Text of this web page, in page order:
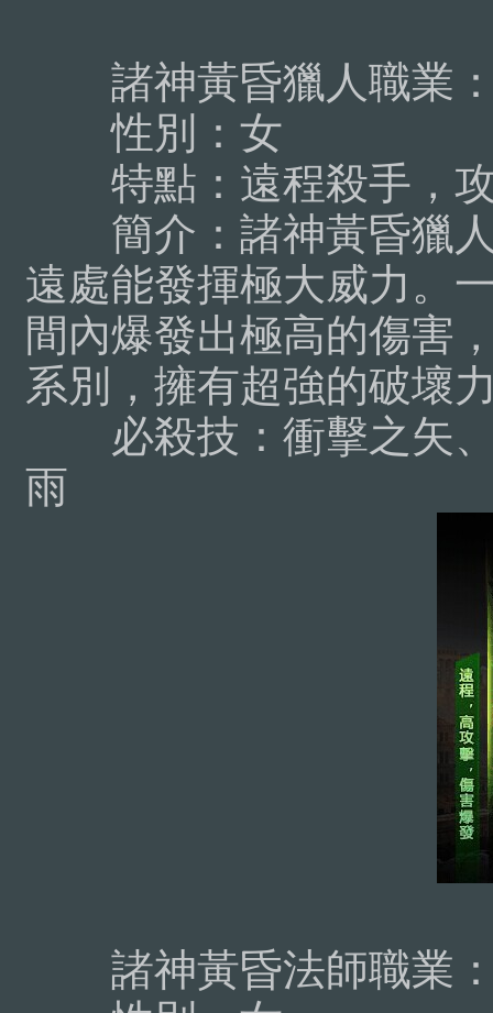
諸神黃昏獵人職業
性別：女
特點：遠程殺手，攻
簡介： 諸神黃昏獵
遠處能發揮極大威力。
間內爆發出極高的傷害
系別，擁有超強的破壞
必殺技：衝擊之矢、
雨
諸神黃昏法師職業